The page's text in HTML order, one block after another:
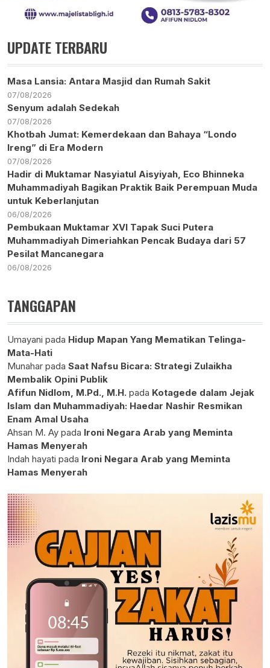
UPDATE TERBARU
Masa Lansia: Antara Masjid dan Rumah Sakit
07/08/2026
Senyum adalah Sedekah
07/08/2026
Khotbah Jumat: Kemerdekaan dan Bahaya “Londo
Ireng” di Era Modern
07/08/2026
Hadir di Muktamar Nasyiatul Aisyiyah, Eco Bhinneka
Muhammadiyah Bagikan Praktik Baik Perempuan Muda
untuk Keberlanjutan
06/08/2026
Pembukaan Muktamar XVI Tapak Suci Putera
Muhammadiyah Dimeriahkan Pencak Budaya dari 57
Pesilat Mancanegara
06/08/2026
TANGGAPAN
Umayani pada Hidup Mapan Yang Mematikan Telinga-
Mata-Hati
Munahar pada Saat Nafsu Bicara: Strategi Zulaikha
Membalik Opini Publik
Afifun Nidlom, M.Pd., M.H. pada Kotagede dalam Jejak
Islam dan Muhammadiyah: Haedar Nashir Resmikan
Enam Amal Usaha
Ahsan M. Ay pada Ironi Negara Arab yang Meminta
Hamas Menyerah
Indah hayati pada Ironi Negara Arab yang Meminta
Hamas Menyerah